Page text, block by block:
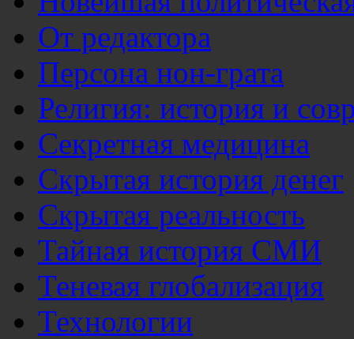
От редактора
Персона нон-грата
Религия: история и
Секретная медицина
Скрытая история денег
Скрытая реальность
Тайная история СМИ
Теневая глобализация
Технологии